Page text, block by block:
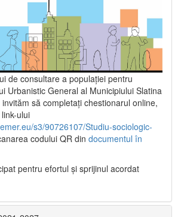
de consultare a populaţiei pentru
Urbanistic General al Municipiului Slatina
să completați chestionarul online,
ului
s3/90726107/Studiu-sociologic-
codului QR din documentul în
pentru efortul şi sprijinul acordat